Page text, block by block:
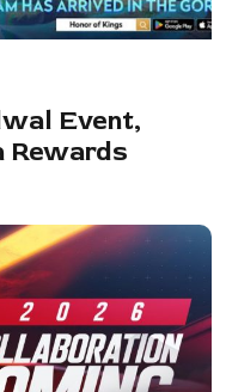
Event,
Rewards